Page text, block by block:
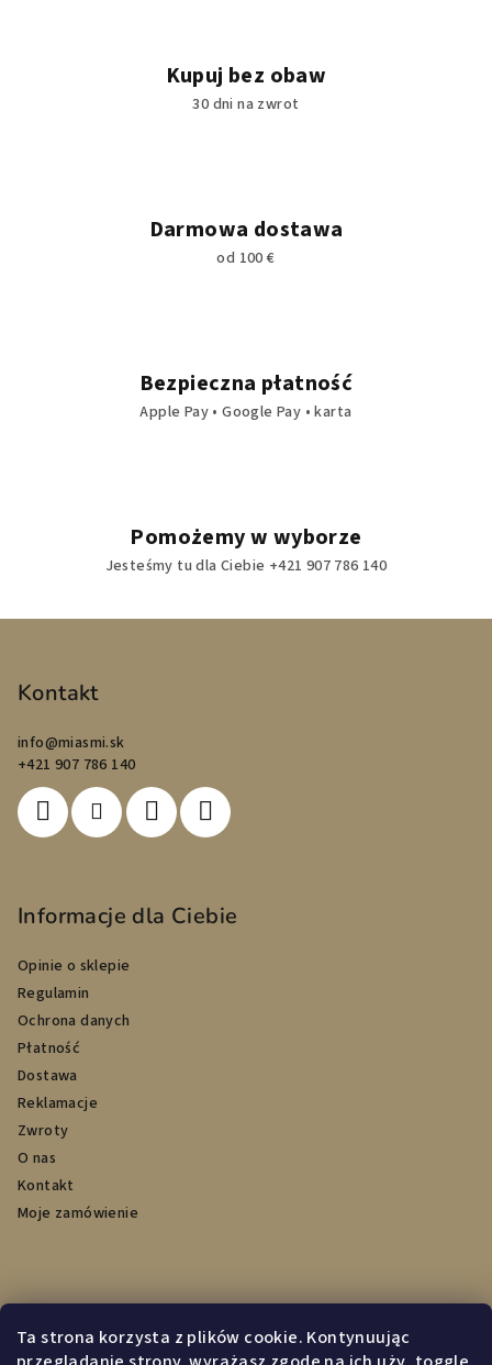
Ta strona korzysta z plików cookie. Kontynuując
Kupuj bez obaw
30 dni na zwrot
Darmowa dostawa
od 100 €
Bezpieczna płatność
Apple Pay • Google Pay • karta
Pomożemy w wyborze
Jesteśmy tu dla Ciebie +421 907 786 140
Kontakt
info@miasmi.sk
+421 907 786 140
Informacje dla Ciebie
Opinie o sklepie
Regulamin
Ochrona danych
Płatność
Dostawa
Reklamacje
Zwroty
O nas
Kontakt
Moje zamówienie
Przyjmujemy płatności online